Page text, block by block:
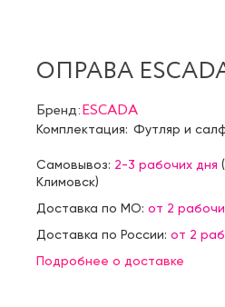
ОПРАВА
Бренд:ESCADA
Комплектация: Футляр и
Самовывоз: 2-3 рабочих дня (
Климовск)
Доставка по МО: от 2
Доставка по России: от 2
Подробнее о доставке